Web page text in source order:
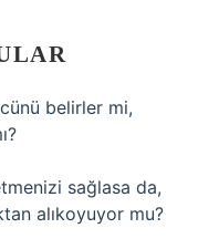
belirler mi,
sağlasa da,
alıkoyuyor mu?